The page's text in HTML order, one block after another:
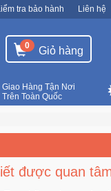
tra bảo hành Liên hệ
0 Giỏ hàng
Giao Hàng Tận Nơi
Trên Toàn Quốc
được quan